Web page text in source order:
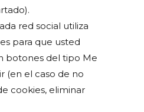
red social utiliza
para que usted
botones del tipo Me
(en el caso de no
cookies, eliminar